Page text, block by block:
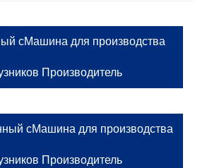
сМашина для производства
Производитель
сМашина для производства
Производитель